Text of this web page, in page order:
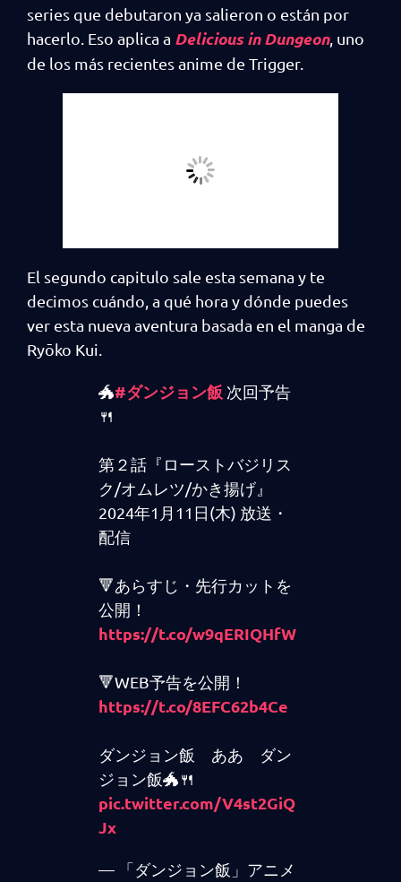
series que debutaron ya salieron o están por
hacerlo. Eso aplica a Delicious in Dungeon, uno
de los más recientes anime de Trigger.
El segundo capitulo sale esta semana y te
decimos cuándo, a qué hora y dónde puedes
ver esta nueva aventura basada en el manga de
Ryōko Kui.
🐲#ダンジョン飯 次回予告
🍴
第２話『ローストバジリス
ク/オムレツ/かき揚げ』
2024年1月11日(木) 放送・
配信
🔻あらすじ・先行カットを
公開！
https://t.co/w9qERIQHfW
🔻WEB予告を公開！
https://t.co/8EFC62b4Ce
ダンジョン飯 ああ ダン
ジョン飯🐲🍴
pic.twitter.com/V4st2GiQ
Jx
— 「ダンジョン飯」アニメ